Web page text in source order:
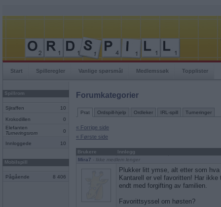
Start Spilleregler Vanlige spørsmål Medlemssøk Topplister
Spillrom
Sjiraffen 10
Krokodillen
0
Elefanten
Turneringsrom
0
Innloggede 10
Mobilspill
Pågående 8 406
Forumkategorier
Prat Ordspill-hjelp Ordleker IRL-spill Turneringer
« Forrige side
« Første side
Brukere
Innlegg
Mira7 - Ikke medlem lenger
Plukker litt ymse, alt etter som
Kantarell er vel favoritten! Har
endt med forgifting av familien.
Favorittsyssel om høsten?